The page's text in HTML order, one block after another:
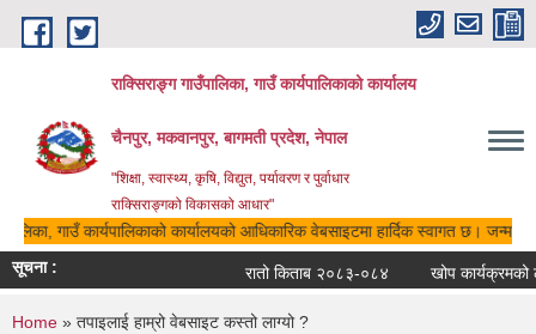
Skip to main content
राक्सिराङ्ग गाउँपालिका, गाउँ कार्यपालिकाको कार्यालय
चैनपुर, मकवानपुर, बागमती प्रदेश, नेपाल
"शिक्षा, स्वास्थ्य, कृषि, विद्युत, पर्यावरण र पुर्वाधार
राक्सिराङ्गको विकासको आधार"
गाउँ कार्यपालिकाको कार्यालयको आधिकारिक वेबसाइटमा हार्दिक स्वागत छ।
सूचना :
रातो किताब २०८३-०८४ खोप कार्यक्रमको
Home » तपाइलाई हाम्रो वेबसाइट कस्तो लाग्यो ?